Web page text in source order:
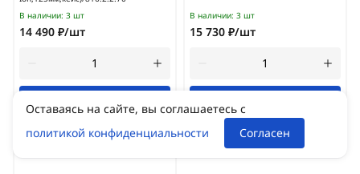
В наличии: 3 шт
14 490 ₽/шт
В корзину
В наличии: 3 шт
15 730 ₽/шт
Оставаясь на сайте, вы соглашаетесь с
политикой конфиденциальности
Согласен